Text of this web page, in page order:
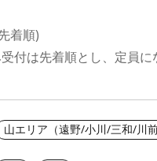
着順)
付は先着順とし、定員に
山エリア（遠野/小川/三和/川